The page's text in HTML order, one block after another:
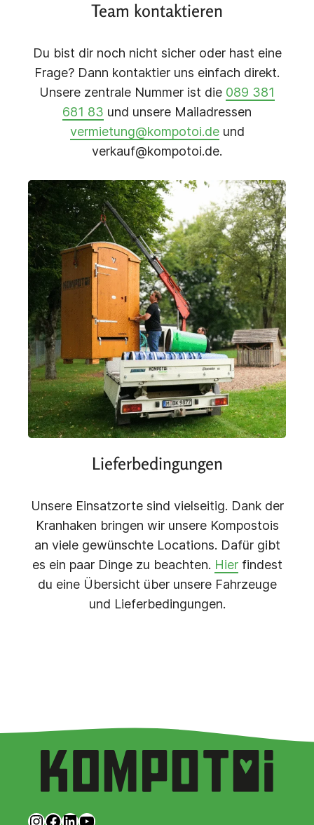
Team kontaktieren
Du bist dir noch nicht sicher oder hast eine
Frage? Dann kontaktier uns einfach direkt.
Unsere zentrale Nummer ist die 089 381
681 83 und unsere Mailadressen
vermietung@kompotoi.deund
verkauf@kompotoi.de.
Lieferbedingungen
Unsere Einsatzorte sind vielseitig. Dank der
Kranhaken bringen wir unsere Kompostois
an viele gewünschte Locations. Dafür gibt
es ein paar Dinge zu beachten. Hierfindest
du eine Übersicht über unsere Fahrzeuge
und Lieferbedingungen.
Kompotoi auf Instagram
Kompotoi auf Facebook
Kompotoi auf LinkedIn
Kompotoi auf YouTube